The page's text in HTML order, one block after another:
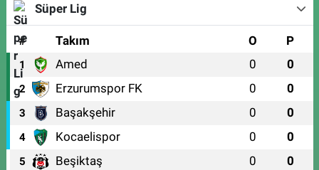
Süper Lig
# Takım O P
1 Amed 0 0
2 Erzurumspor FK 0 0
3 Başakşehir 0 0
4 Kocaelispor 0 0
5 Beşiktaş 0 0